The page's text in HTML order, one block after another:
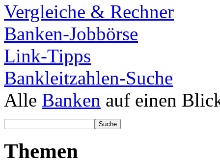
Vergleiche & Rechner
Banken-Jobbörse
Link-Tipps
Bankleitzahlen-Suche
Alle Banken auf einen
Themen